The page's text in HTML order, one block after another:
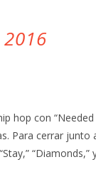
con “Needed
Para cerrar
“Diamonds,”